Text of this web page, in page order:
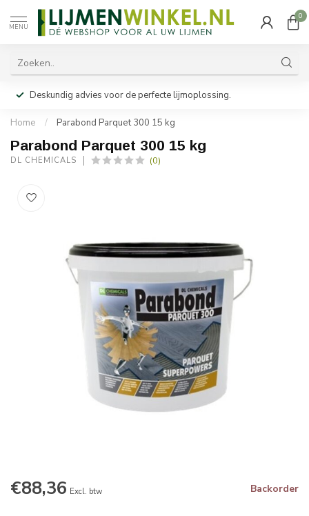
MENU
0
Deskundig advies voor de perfecte lijmoplossing.
Home / Parabond Parquet 300 15 kg
Parabond Parquet 300 15 kg
DL CHEMICALS (0)
€88,36 Excl. btw Backorder